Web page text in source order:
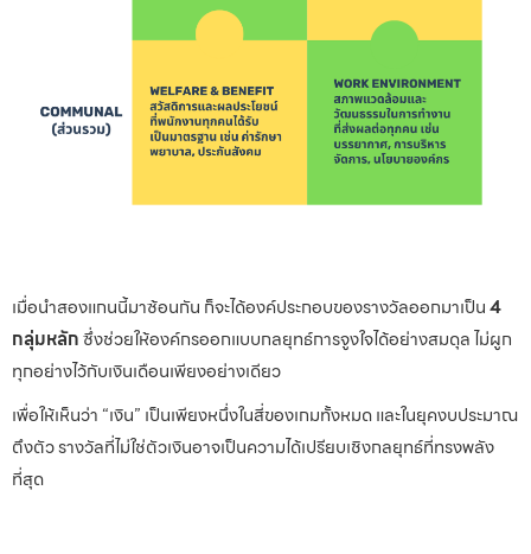
เมื่อนำสองแกนนี้มาซ้อนกัน ก็จะได้องค์ประกอบของรางวัลออกมาเป็น4
กลุ่มหลักซึ่งช่วยให้องค์กรออกแบบกลยุทธ์การจูงใจได้อย่างสมดุล ไม่ผูก
ทุกอย่างไว้กับเงินเดือนเพียงอย่างเดียว
เพื่อให้เห็นว่า “เงิน” เป็นเพียงหนึ่งในสี่ของเกมทั้งหมด และในยุคงบประมาณ
ตึงตัว รางวัลที่ไม่ใช่ตัวเงินอาจเป็นความได้เปรียบเชิงกลยุทธ์ที่ทรงพลัง
ที่สุด